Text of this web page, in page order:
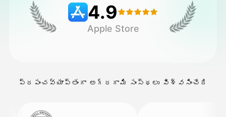
4.9
Apple Store
ప్రపంచవ్యాప్తంగా అగ్రగామి సంస్థలు విశ్వసించేది